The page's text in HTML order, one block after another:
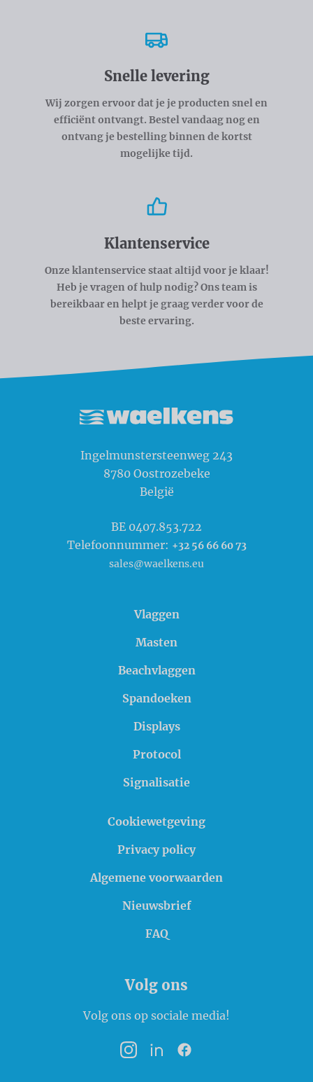
Snelle levering
Wij zorgen ervoor dat je je producten snel en
efficiënt ontvangt. Bestel vandaag nog en
ontvang je bestelling binnen de kortst
mogelijke tijd.
Klantenservice
Onze klantenservice staat altijd voor je klaar!
Heb je vragen of hulp nodig? Ons team is
bereikbaar en helpt je graag verder voor de
beste ervaring.
Ingelmunstersteenweg 243
8780 Oostrozebeke
België
BE 0407.853.722
Telefoonnummer: +32 56 66 60 73
sales@waelkens.eu
Vlaggen
Masten
Beachvlaggen
Spandoeken
Displays
Protocol
Signalisatie
Cookiewetgeving
Privacy policy
Algemene voorwaarden
Nieuwsbrief
FAQ
Volg ons
Volg ons op sociale media!
InstagramLinkedInFacebook